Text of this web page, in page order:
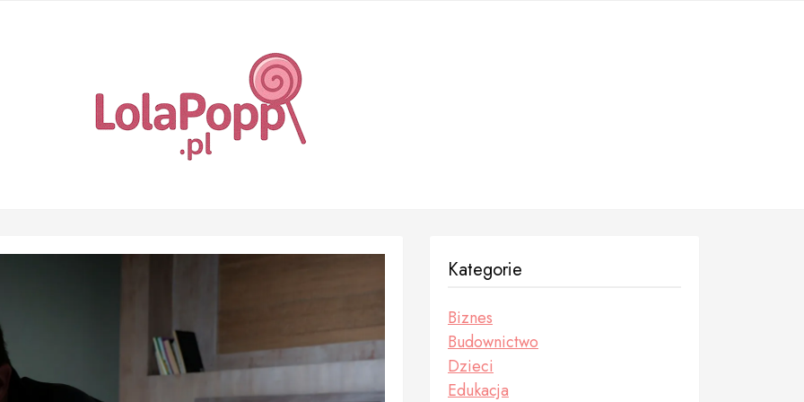
Kategorie
Biznes
Budownictwo
Dzieci
Edukacja